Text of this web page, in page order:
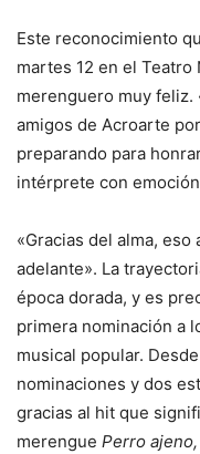
Este reconocimiento
martes 12 en el Teatro
merenguero muy feliz.
amigos de Acroarte
preparando para
intérprete con
«Gracias del alma,
adelante». La
época dorada, y es
primera nominación a
musical popular.
nominaciones y dos
gracias al hit que
merengue Perro ajeno,